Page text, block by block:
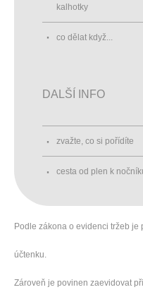
kalhotky
co dělat když...
DALŠÍ INFO
zvažte, co si pořídíte
cesta od plen k
Podle zákona o evidenci tržeb
účtenku.
Zároveň je povinen zaevidovat